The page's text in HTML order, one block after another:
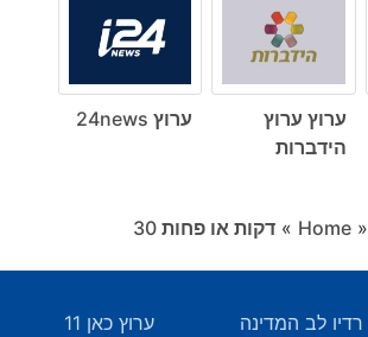
ערוץ ערוץ
הידברות
ערוץ 24news
Home »
» דקות או פחות ‎30
רדיו לב המדינה
ערוץ כאן 11